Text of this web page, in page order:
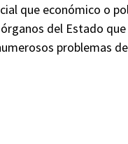
que económico o
del Estado
problemas